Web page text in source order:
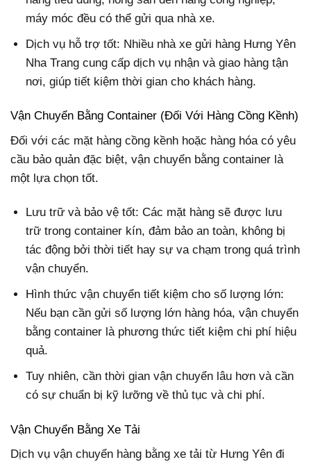
máy móc đều có thể gửi qua nhà xe.
Dịch vụ hỗ trợ tốt: Nhiều nhà xe gửi hàng Hưng Yên
Nha Trang cung cấp dịch vụ nhận và giao hàng tận
nơi, giúp tiết kiệm thời gian cho khách hàng.
Vận Chuyển Bằng Container (Đối Với Hàng Cồng Kềnh)
Đối với các mặt hàng cồng kềnh hoặc hàng hóa có yêu
cầu bảo quản đặc biệt, vận chuyển bằng container là
một lựa chọn tốt.
Lưu trữ và bảo vệ tốt: Các mặt hàng sẽ được lưu
trữ trong container kín, đảm bảo an toàn, không bị
tác động bởi thời tiết hay sự va chạm trong quá trình
vận chuyển.
Hình thức vận chuyển tiết kiệm cho số lượng lớn:
Nếu bạn cần gửi số lượng lớn hàng hóa, vận chuyển
bằng container là phương thức tiết kiệm chi phí hiệu
quả.
Tuy nhiên, cần thời gian vận chuyển lâu hơn và cần
có sự chuẩn bị kỹ lưỡng về thủ tục và chi phí.
Vận Chuyển Bằng Xe Tải
Dịch vụ vận chuyển hàng bằng xe tải từ Hưng Yên đi